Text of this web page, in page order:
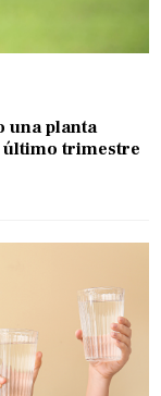
una planta
trimestre